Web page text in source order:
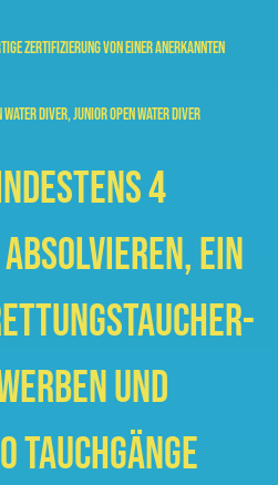
Zertifizierung von einer anerkannten
Diver, Junior Open Water Diver
4
ein
und
Tauchgänge